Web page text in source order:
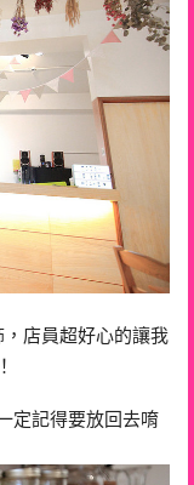
店員超好心的讓我
定記得要放回去唷